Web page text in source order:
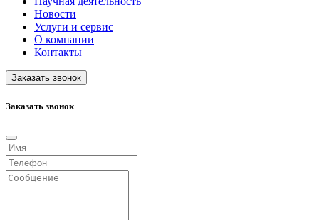
Новости
Услуги и сервис
О компании
Контакты
Заказать звонок
Заказать звонок